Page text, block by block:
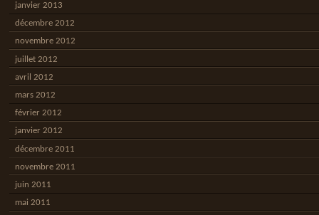
janvier 2013
décembre 2012
novembre 2012
juillet 2012
avril 2012
mars 2012
février 2012
janvier 2012
décembre 2011
novembre 2011
juin 2011
mai 2011